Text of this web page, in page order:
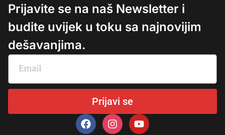
Prijavite se na naš Newsletter i
budite uvijek u toku sa najnovijim
dešavanjima.
Prijavi se